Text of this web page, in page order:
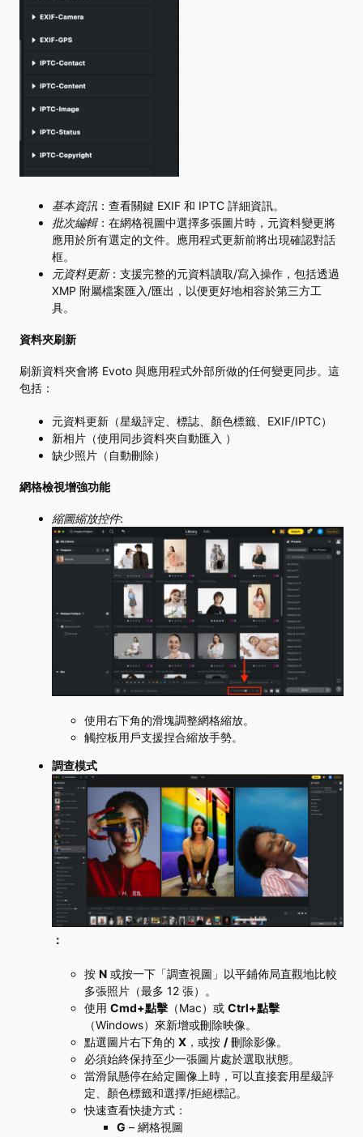
基本資訊 ：查看關鍵 EXIF 和 IPTC 詳細資訊。
批次編輯：在網格視圖中選擇多張圖片時，元資料變更將
應用於所有選定的文件。應用程式更新前將出現確認對話
框。
元資料更新：支援完整的元資料讀取/寫入操作，包括透過
XMP 附屬檔案匯入/匯出，以便更好地相容於第三方工
具。
資料夾刷新
刷新資料夾會將 Evoto 與應用程式外部所做的任何變更同步。這
包括：
元資料更新（星級評定、標誌、顏色標籤、EXIF/IPTC）
新相片（使用同步資料夾自動匯入 ）
缺少照片（自動刪除）
網格檢視增強功能
縮圖縮放控件:
使用右下角的滑塊調整網格縮放。
觸控板用戶支援捏合縮放手勢。
調查模式
：
按 N 或按一下「調查視圖」以平鋪佈局直觀地比較
多張照片（最多 12 張）。
使用 Cmd+點擊 （Mac）或 Ctrl+點擊
（Windows）來新增或刪除映像。
點選圖片右下角的 X ，或按 / 刪除影像。
必須始終保持至少一張圖片處於選取狀態。
當滑鼠懸停在給定圖像上時，可以直接套用星級評
定、顏色標籤和選擇/拒絕標記。
快速查看快捷方式：
G – 網格視圖